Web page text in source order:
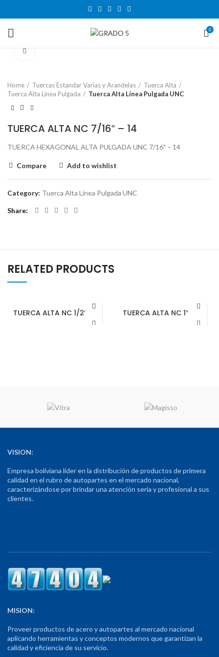
0
Home Tuercas Estandar Varias y Arandelas
Tuerca Alta
Tuerca Alta Línea Pulgada
Tuerca Alta Línea Pulgada UNC
TUERCA ALTA NC 7/16″ – 14
TUERCA HEXAGONAL ALTA PULGADA UNC 7/16″ – 14
Compare Add to wishlist
Category: Tuerca Alta Línea Pulgada UNC
Share
RELATED PRODUCTS
TUERCA ALTA NC 1/2″ – 13 TUERCA ALTA NC 1″ – 8
VISION:
Empresa boliviana líder en la distribución de productos de primera
calidad en el rubro de autopartes en el mercado nacional,
caracterizándose por brindar una atención seria y profesional a sus
clientes.
MISION:
Proveer productos de acero y autopartes al mercado nacional
aplicando herramientas y conceptos modernos que garantizan la
calidad y eficiencia de su servicio.